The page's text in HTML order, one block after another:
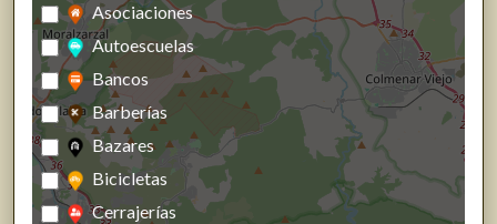
Asociaciones
Autoescuelas
Bancos
Barberías
Bazares
Bicicletas
Cerrajerías